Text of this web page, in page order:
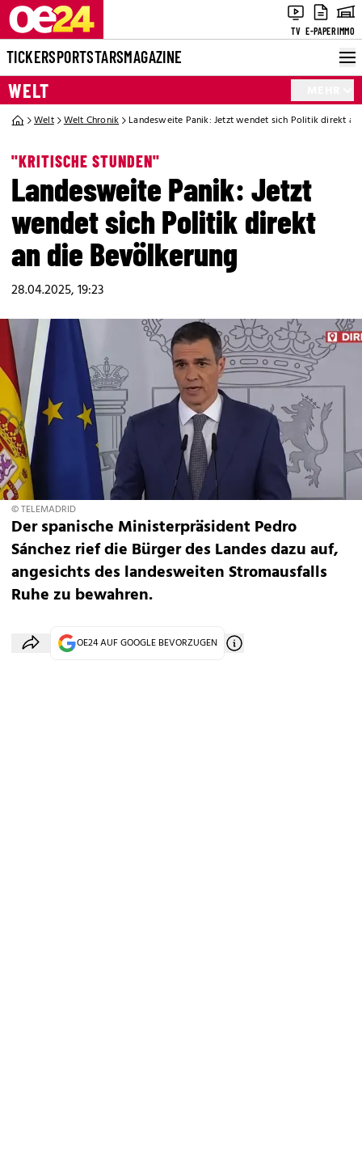
TV E-PAPERIMMO
TICKERSPORTSTARSMAGAZINE
WELT
Welt Welt Chronik Landesweite Panik: Jetzt wendet sich Politik direkt
"KRITISCHE STUNDEN"
Landesweite Panik: Jetzt
wendet sich Politik direkt
an die Bevölkerung
28.04.2025, 19:23
© TELEMADRID
Der spanische Ministerpräsident Pedro
Sánchez rief die Bürger des Landes dazu auf,
angesichts des landesweiten Stromausfalls
Ruhe zu bewahren.
OE24 AUF GOOGLE BEVORZUGEN